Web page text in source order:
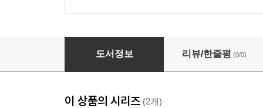
모범소설집 2
도서정보 리뷰/한줄평 (0/0)
이 상품의 시리즈 (2개)